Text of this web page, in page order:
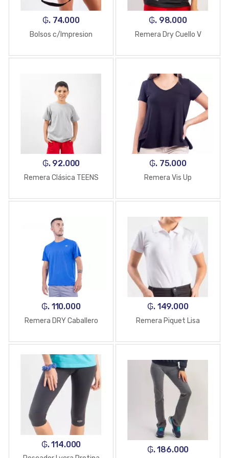
₲. 74.000
Bolsos c/Impresion
₲. 98.000
Remera Dry Cuello V
₲. 92.000
Remera Clásica TEENS
₲. 75.000
Remera Vis Up
₲. 110.000
Remera DRY Caballero
₲. 149.000
Remera Piquet Lisa
₲. 114.000
₲. 186.000